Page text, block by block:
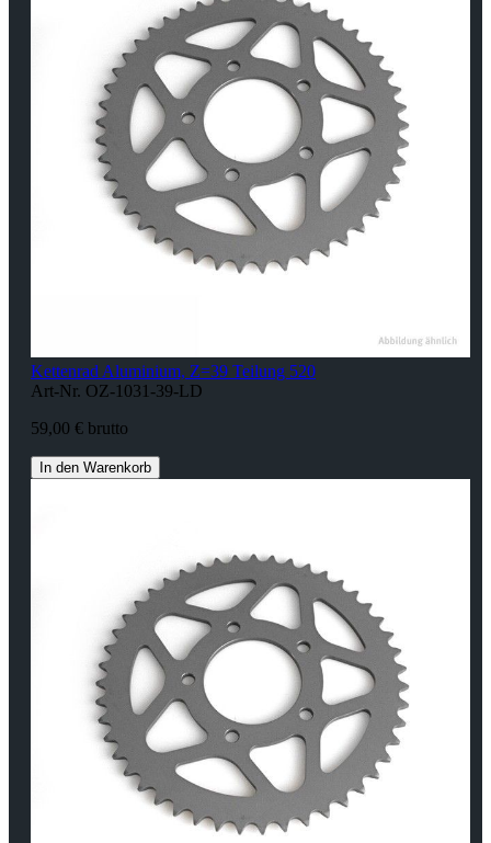
Kettenrad Aluminium, Z=39 Teilung 520
Art-Nr. OZ-1031-39-LD
59,00 € brutto
In den Warenkorb